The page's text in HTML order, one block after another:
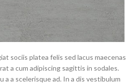
sociis platea felis sed lacus maecenas
a cum adipiscing sagittis in sodales.
a scelerisque ad. In a dis vestibulum